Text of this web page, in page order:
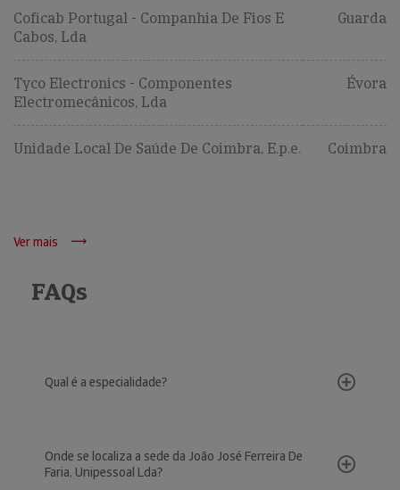
Coficab Portugal - Companhia De Fios E
Cabos, Lda
Guarda
Tyco Electronics - Componentes
Electromecânicos, Lda
Évora
Unidade Local De Saúde De Coimbra, E.p.e. Coimbra
Ver mais
FAQs
Qual é a especialidade?
Onde se localiza a sede da João José Ferreira De
Faria, Unipessoal Lda?